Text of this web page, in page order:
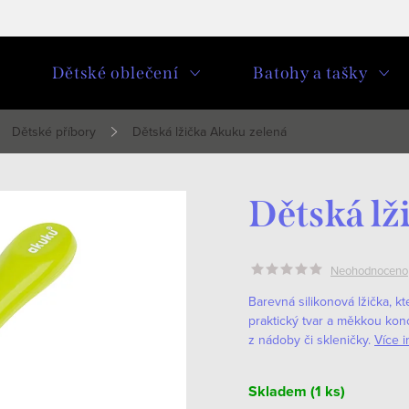
Dětské oblečení Batohy a tašky
Dětské příbory Dětská lžička Akuku zelená
Dětská
Neohodnoceno
Barevná silikonová lžička,
praktický tvar a měkkou
z nádoby či skleničky. Více
Skladem (1 ks)